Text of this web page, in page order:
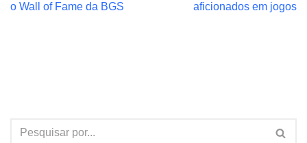
o Wall of Fame da BGS
aficionados em jogos